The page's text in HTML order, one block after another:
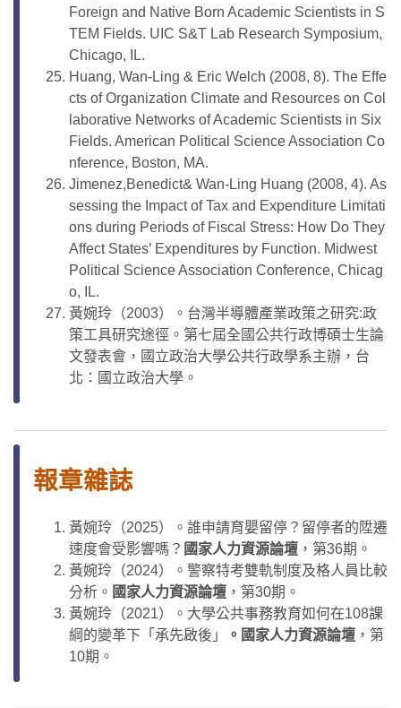
Foreign and Native Born Academic Scientists in S
TEM Fields. UIC S&T Lab Research Symposium,
Chicago, IL.
Huang, Wan-Ling & Eric Welch (2008, 8). The Effe
cts of Organization Climate and Resources on Col
laborative Networks of Academic Scientists in Six
Fields. American Political Science Association Co
nference, Boston, MA.
Jimenez,Benedict& Wan-Ling Huang (2008, 4). As
sessing the Impact of Tax and Expenditure Limitati
ons during Periods of Fiscal Stress: How Do They
Affect States’ Expenditures by Function. Midwest
Political Science Association Conference, Chicag
o, IL.
黃婉玲（2003）。台灣半導體產業政策之研究:政
策工具研究途徑。第七屆全國公共行政博碩士生論
文發表會，國立政治大學公共行政學系主辦，台
北：國立政治大學。
報章雜誌
黃婉玲（2025）。誰申請育嬰留停？留停者的陞遷
速度會受影響嗎？ 國家人力資源論壇 ，第36期。
黃婉玲（2024）。警察特考雙軌制度及格人員比較
分析。 國家人力資源論壇 ，第30期。
黃婉玲（2021）。大學公共事務教育如何在108課
綱的變革下「承先啟後」
。國家人力資源論壇 ，第
10期。